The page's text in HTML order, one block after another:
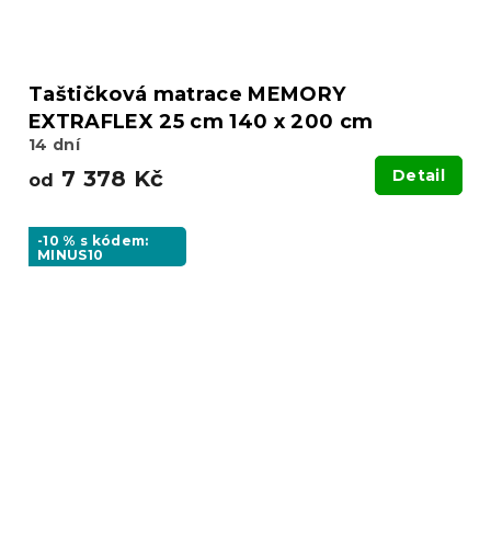
Taštičková matrace MEMORY
EXTRAFLEX 25 cm 140 x 200 cm
14 dní
od 7 378 Kč Detail
-10 % s kódem:
MINUS10